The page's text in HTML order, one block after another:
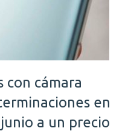
con cámara
en
a un precio